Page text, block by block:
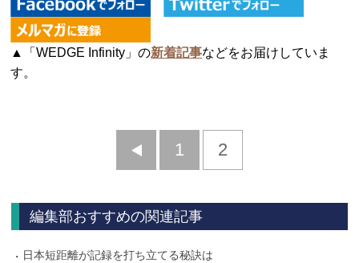
▲「WEDGE Infinity」の新着記事などをお届けしていま
す。
前
1 2
編集部おすすめの関連記事
日本短距離が記録を打ち立てる秘訣は